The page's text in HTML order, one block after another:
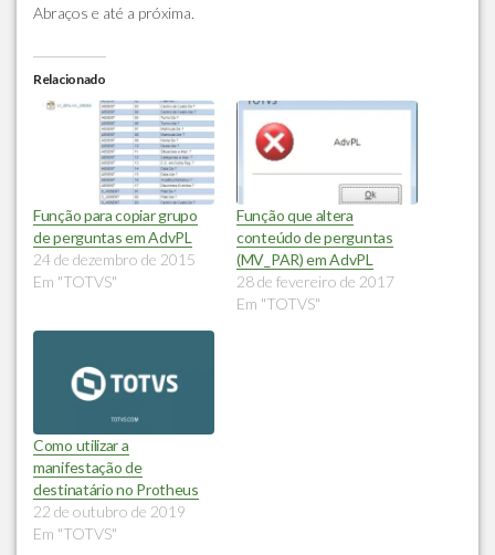
Abraços e até a próxima.
Relacionado
Função para copiar grupo
de perguntas em AdvPL
24 de dezembro de 2015
Em "TOTVS"
Função que altera
conteúdo de perguntas
(MV_PAR) em AdvPL
28 de fevereiro de 2017
Em "TOTVS"
Como utilizar a
manifestação de
destinatário no Protheus
22 de outubro de 2019
Em "TOTVS"